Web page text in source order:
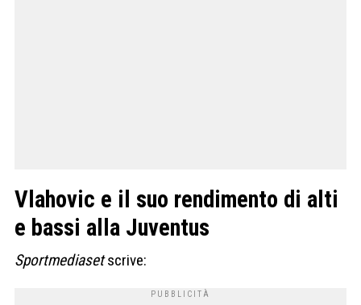
Vlahovic e il suo rendimento di alti
e bassi alla Juventus
Sportmediasetscrive: